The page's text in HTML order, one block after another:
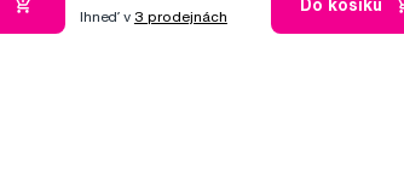
Ihneď v 3 prodejnách
Do košíku